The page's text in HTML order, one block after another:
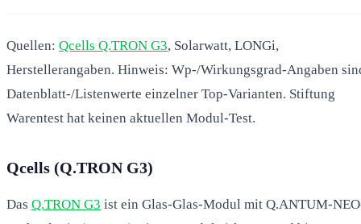
Quellen: Qcells Q.TRON G3, Solarwatt, LONGi,
Herstellerangaben. Hinweis: Wp-/Wirkungsgrad-Angaben
Datenblatt-/Listenwerte einzelner Top-Varianten. Stiftung
Warentest hat keinen aktuellen Modul-Test.
Qcells (Q.TRON G3)
Das Q.TRON G3 ist ein Glas-Glas-Modul mit Q.ANTUM-